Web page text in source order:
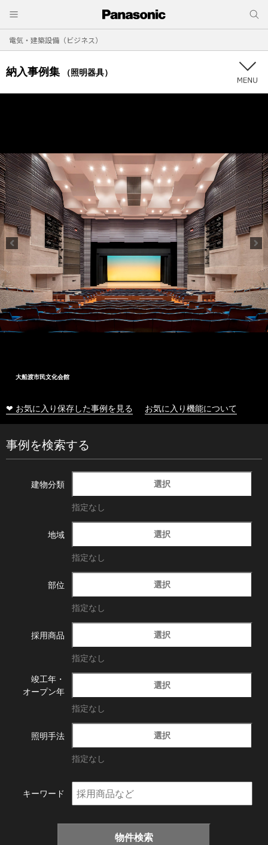
電気・建築設備（ビジネス）
納入事例集 （照明器具）
大船渡市民文化会館
❤ お気に入り保存した事例を見る お気に入り機能について
事例を検索する
建物分類 選択
指定なし
地域 選択
指定なし
部位 選択
指定なし
採用商品 選択
指定なし
竣工年・
オープン年
選択
指定なし
照明手法 選択
指定なし
キーワード
物件検索